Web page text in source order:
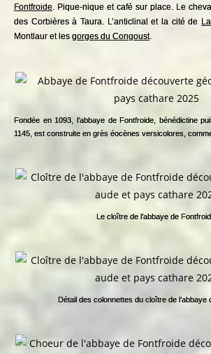
Fontfroide . Pique-nique et café sur place. Le
des Corbières à Taura. L’anticlinal et la cité de
Montlaur et les gorges du Congoust.
Fondée en 1093, l’abbaye de Fontfroide, bénédictine
1145, est construite en grès éocènes versicolores,
Le cloître de l’abbaye de
Détail des colonnettes du cloître de l’abbaye